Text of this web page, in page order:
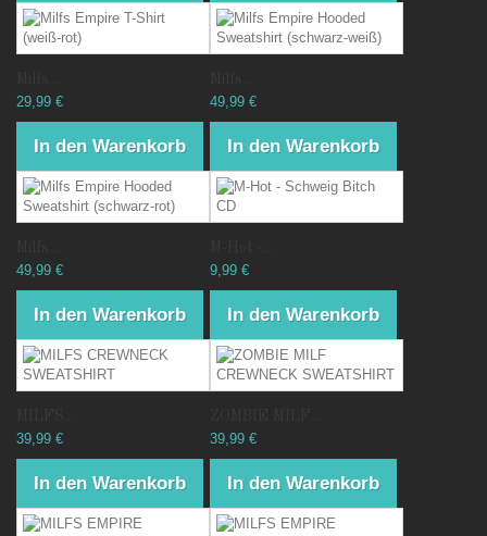
29,99 €
In den Warenkorb
49,99 €
In den Warenkorb
49,99 €
In den Warenkorb
9,99 €
In den Warenkorb
39,99 €
In den Warenkorb
39,99 €
In den Warenkorb